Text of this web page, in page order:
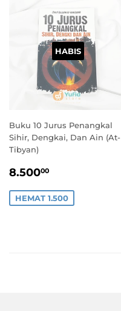
HABIS
Buku 10 Jurus Penangkal
Sihir, Dengkai, Dan Ain (At-
Tibyan)
HARGA
8.50000
HEMAT 1.500